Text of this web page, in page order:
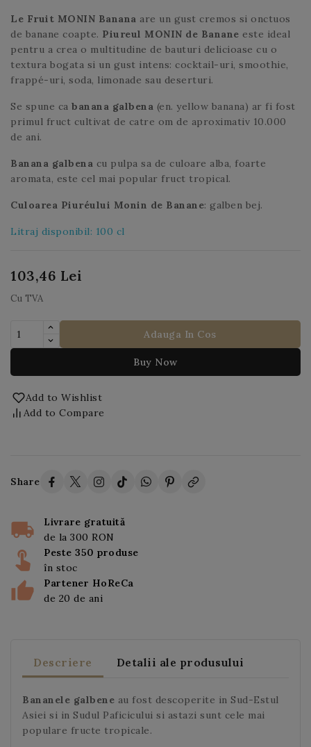
Le Fruit MONIN Banana are un gust cremos si onctuos
de banane coapte. Piureul MONIN de Banane este ideal
pentru a crea o multitudine de bauturi delicioase cu o
textura bogata si un gust intens: cocktail-uri, smoothie,
frappé-uri, soda, limonade sau deserturi.
Se spune ca banana galbena (en. yellow banana) ar fi fost
primul fruct cultivat de catre om de aproximativ 10.000
de ani.
Banana galbena cu pulpa sa de culoare alba, foarte
aromata, este cel mai popular fruct tropical.
Culoarea Piuréului Monin de Banane: galben bej.
Litraj disponibil: 100 cl
103,46 Lei
Cu TVA
Adauga In Cos
Buy Now
Add to Wishlist
Add to Compare
Share
Livrare gratuită
de la 300 RON
Peste 350 produse
în stoc
Partener HoReCa
de 20 de ani
Descriere Detalii ale produsului
Bananele galbene au fost descoperite in Sud-Estul
Asiei si in Sudul Paficicului si astazi sunt cele mai
populare fructe tropicale.